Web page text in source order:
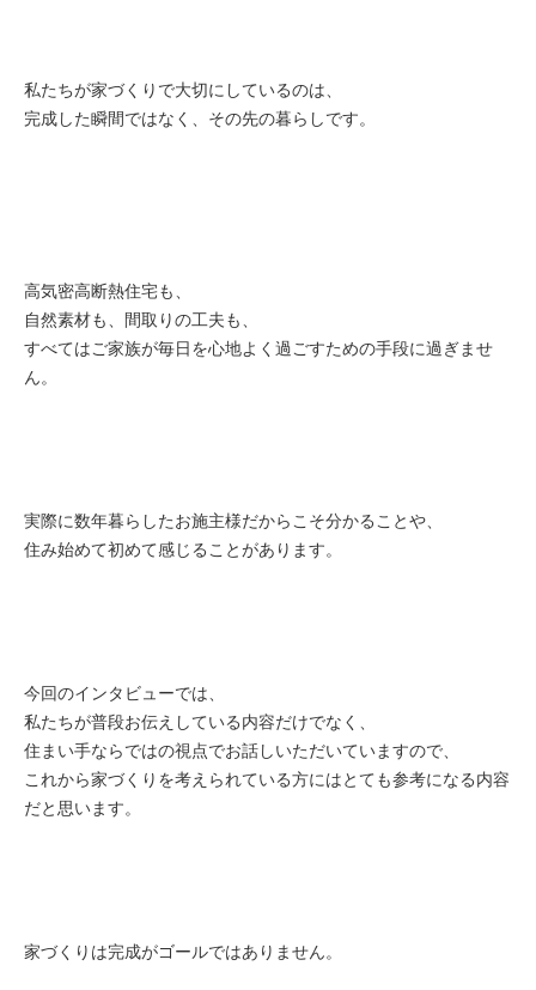
私たちが家づくりで大切にしているのは、
完成した瞬間ではなく、 その先の暮らしです。
高気密高断熱住宅も、
自然素材も、間取りの工夫も、
すべてはご家族が毎日を心地よく過ごすための手段に過ぎませ
ん。
実際に数年暮らしたお施主様だからこそ分かることや、
住み始めて初めて感じることがあります。
今回のインタビューでは、
私たちが普段お伝えしている内容だけでなく、
住まい手ならではの視点でお話しいただいていますので、
これから家づくりを考えられている方にはとても参考になる内容
だと思います。
家づくりは完成がゴールではありません。